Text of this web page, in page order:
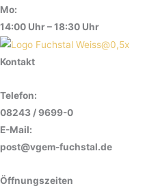
Mo:
14:00 Uhr – 18:30 Uhr
Kontakt
Telefon:
08243 / 9699-0
E-Mail:
post@vgem-fuchstal.de
Öffnungszeiten